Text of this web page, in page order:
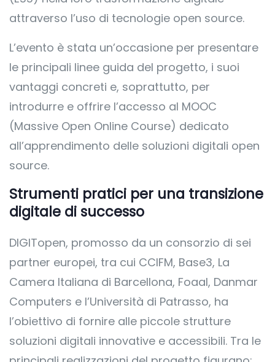
attraverso l’uso di tecnologie open source.
L’evento è stata un’occasione per presentare
le principali linee guida del progetto, i suoi
vantaggi concreti e, soprattutto, per
introdurre e offrire l’accesso al MOOC
(Massive Open Online Course) dedicato
all’apprendimento delle soluzioni digitali open
source.
Strumenti pratici per una transizione
digitale di successo
DIGITopen, promosso da un consorzio di sei
partner europei, tra cui CCIFM, Base3, La
Camera Italiana di Barcellona, Foaal, Danmar
Computers e l’Università di Patrasso, ha
l’obiettivo di fornire alle piccole strutture
soluzioni digitali innovative e accessibili. Tra le